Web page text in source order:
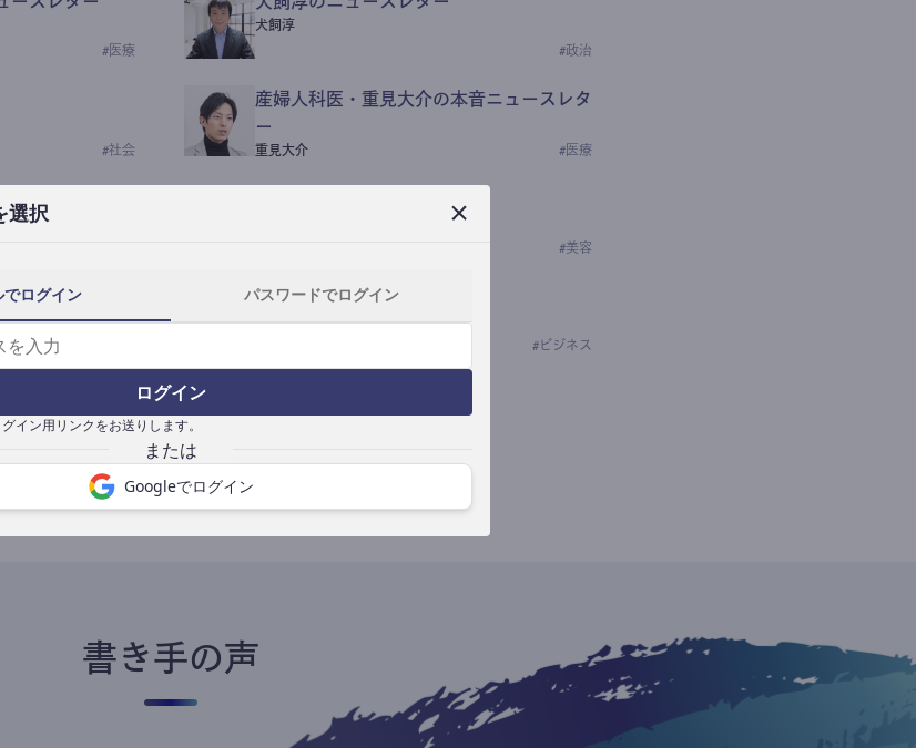
選択
でログイン パスワードでログイン
ログイン
イン用リンクをお送りします。
Googleでログイン
# 医療
犬飼淳
#政治
#社会
産婦人科医・重見大介の本音ニュースレタ
ー
重見大介 # 医療
なつなつ（化粧品・皮膚科学の研究者）
#美容
ｺｯｶﾗSaaS
# ビジネス
書き手になる
書き手の声